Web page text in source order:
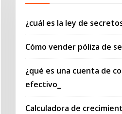
¿cuál es la ley de
Cómo vender póliza de
¿qué es una cuenta de
efectivo_
Calculadora de